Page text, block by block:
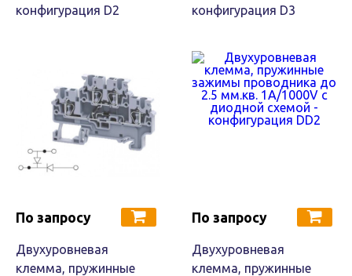
конфигурация D2
конфигурация D3
По запросу
Двухуровневая
клемма, пружинные
По запросу
Двухуровневая
клемма, пружинные